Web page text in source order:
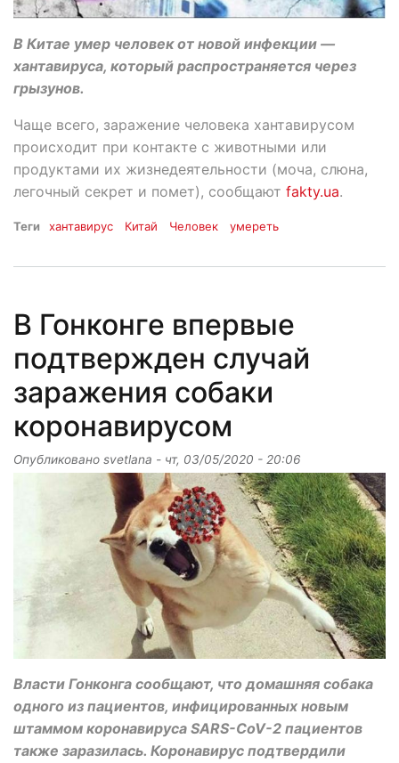
В Китае умер человек от новой инфекции —
хантавируса, который распространяется через
грызунов.
Чаще всего, заражение человека хантавирусом
происходит при контакте с животными или
продуктами их жизнедеятельности (моча, слюна,
легочный секрет и помет), сообщают fakty.ua.
Теги хантавирус Китай Человек умереть
В Гонконге впервые
подтвержден случай
заражения собаки
коронавирусом
Опубликовано svetlana - чт, 03/05/2020 - 20:06
Власти Гонконга сообщают, что домашняя собака
одного из пациентов, инфицированных новым
штаммом коронавируса SARS-CoV-2 пациентов
также заразилась. Коронавирус подтвердили